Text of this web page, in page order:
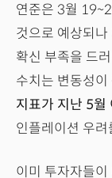
연준은 3월
것으로 예상되
확신 부족을 드
수치는 변동성
지표가 지난 5월
인플레이션 우려
이미 투자자들